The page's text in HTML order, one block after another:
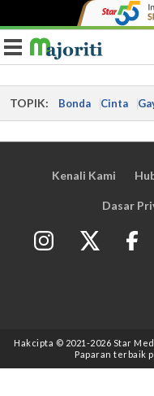
Toggle navigation
TOPIK: Bonda Cinta
Kenali Kami
Dasar
Hakcipta © 2021 -2026 Star
Paparan terbaik